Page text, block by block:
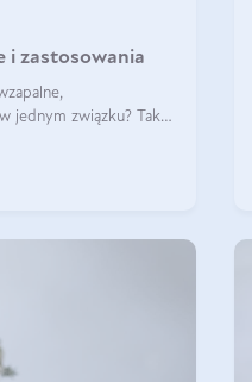
i zastosowania
jednym związku? Tak